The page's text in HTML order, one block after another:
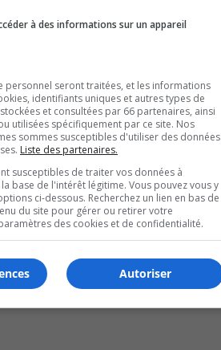
à des informations sur un appareil
personnel seront traitées, et les informations
identifiants uniques et autres types de
et consultées par 66 partenaires, ainsi
utilisées spécifiquement par ce site. Nos
sommes susceptibles d'utiliser des données
Liste des partenaires.
susceptibles de traiter vos données à
base de l'intérêt légitime. Vous pouvez vous y
ci-dessous. Recherchez un lien en bas de
du site pour gérer ou retirer votre
des cookies et de confidentialité.
Autoriser